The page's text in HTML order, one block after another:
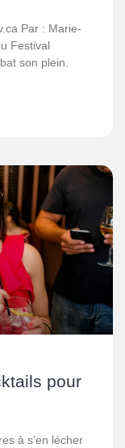
Par : Marie-
Festival
son plein.
pour
à s’en lécher